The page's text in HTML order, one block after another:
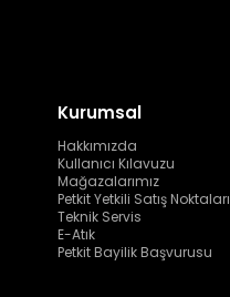
Kurumsal
Hakkımızda
Kullanıcı Kılavuzu
Mağazalarımız
Petkit Yetkili Satış Noktaları
Teknik Servis
E-Atık
Petkit Bayilik Başvurusu